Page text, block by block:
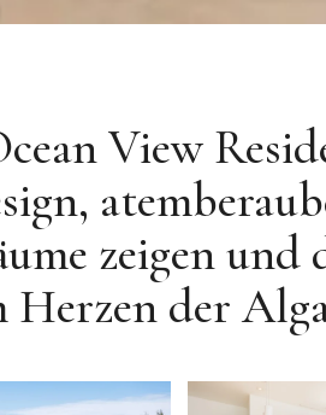
View
zeigen und
Herzen der